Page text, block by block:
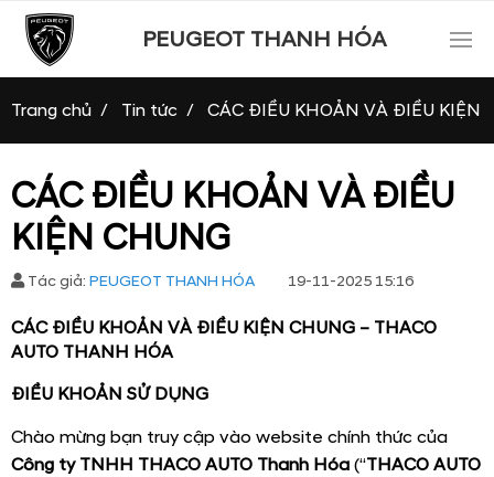
PEUGEOT THANH HÓA
Trang chủ Tin tức CÁC ĐIỀU KHOẢN VÀ ĐIỀU KIỆN
CÁC ĐIỀU KHOẢN VÀ ĐIỀU
KIỆN CHUNG
Tác giả: PEUGEOT THANH HÓA 19-11-2025 15:16
CÁC ĐIỀU KHOẢN VÀ ĐIỀU KIỆN CHUNG – THACO
AUTO THANH HÓA
ĐIỀU KHOẢN SỬ DỤNG
Chào mừng bạn truy cập vào website chính thức của
Công ty TNHH THACO AUTO Thanh Hóa (“THACO AUTO